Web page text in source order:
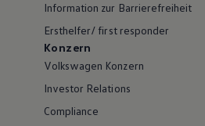
Information zur Barrierefreiheit
Ersthelfer/ first responder
Konzern
Volkswagen Konzern
Investor Relations
Compliance